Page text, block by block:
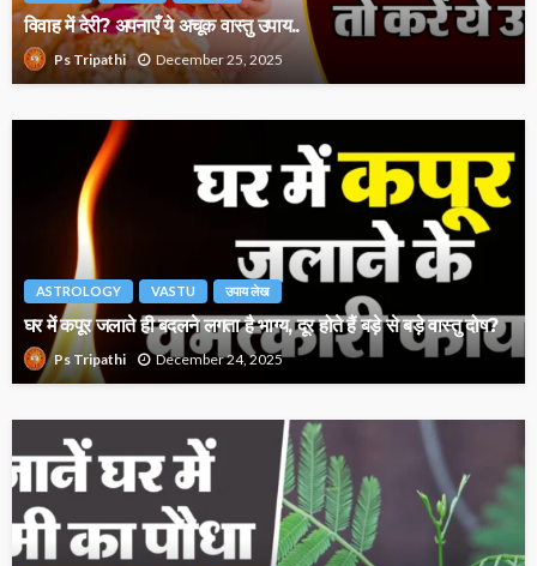
विवाह में देरी? अपनाएँ ये अचूक वास्तु उपाय..
Ps Tripathi December 25, 2025
ASTROLOGY VASTU उपाय लेख
घर में कपूर जलाते ही बदलने लगता है भाग्य, दूर होते हैं बड़े से बड़े वास्तु दोष?
Ps Tripathi December 24, 2025